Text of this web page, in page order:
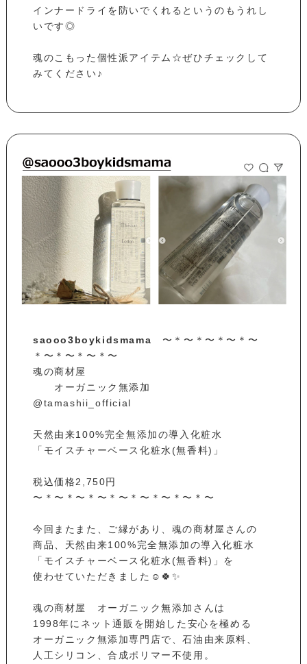
インナードライを防いでくれるというのもうれし
いです◎
魂のこもった個性派アイテム☆ぜひチェックして
みてください♪
saooo3boykidsmama 〜＊〜＊〜＊〜＊〜
＊〜＊〜＊〜＊〜
魂の商材屋
オーガニック無添加
@tamashii_official
天然由来100%完全無添加の導入化粧水
「モイスチャーベース化粧水(無香料)」
税込価格2,750円
〜＊〜＊〜＊〜＊〜＊〜＊〜＊〜＊〜
今回またまた、ご縁があり、魂の商材屋さんの
商品、天然由来100%完全無添加の導入化粧水
「モイスチャーベース化粧水(無香料)」を
使わせていただきました☺️🍀✨
魂の商材屋 オーガニック無添加さんは
1998年にネット通販を開始した安心を極める
オーガニック無添加専門店で、石油由来原料、
人工シリコン、合成ポリマー不使用。